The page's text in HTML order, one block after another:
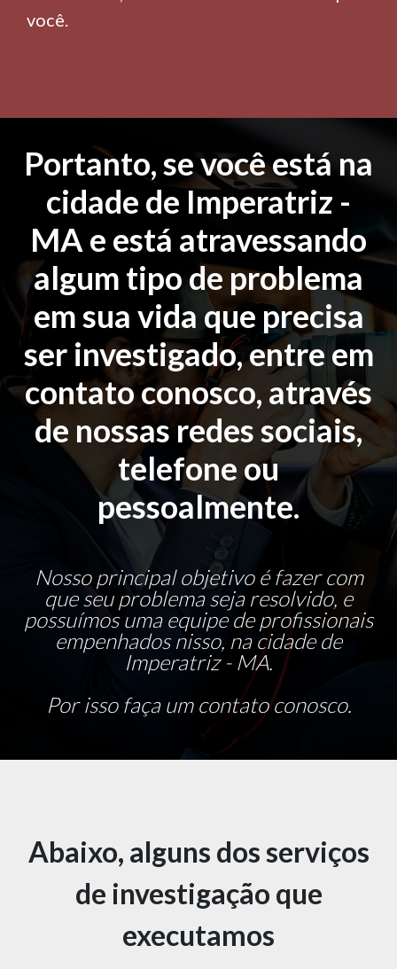
você.
Portanto, se você está na
cidade de Imperatriz -
MA e está atravessando
algum tipo de problema
em sua vida que precisa
ser investigado, entre em
contato conosco, através
de nossas redes sociais,
telefone ou
pessoalmente.
Nosso principal objetivo é fazer com
que seu problema seja resolvido, e
possuímos uma equipe de profissionais
empenhados nisso, na cidade de
Imperatriz - MA.
Por isso faça um contato conosco.
Abaixo, alguns dos serviços
de investigação que
executamos